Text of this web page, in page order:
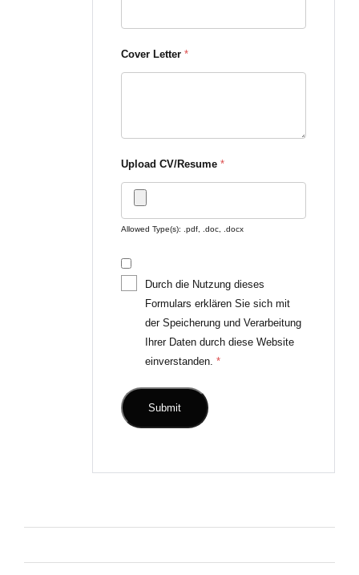
Cover Letter *
Upload CV/Resume *
Allowed Type(s): .pdf, .doc, .docx
Durch die Nutzung dieses
Formulars erklären Sie sich mit
der Speicherung und Verarbeitung
Ihrer Daten durch diese Website
einverstanden. *